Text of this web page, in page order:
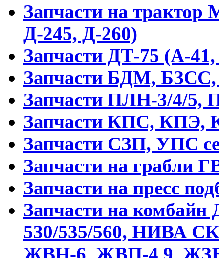
Запчасти на
Д-245, Д-260)
Запчасти ДТ-75 (А-
Запчасти БДМ,
Запчасти ПЛН-3/4/5,
Запчасти КПС,
Запчасти СЗП, УПС
Запчасти на грабли
Запчасти на пресс
Запчасти на
530/535/560, НИВА
ЖВН-6, ЖВП-4,9,